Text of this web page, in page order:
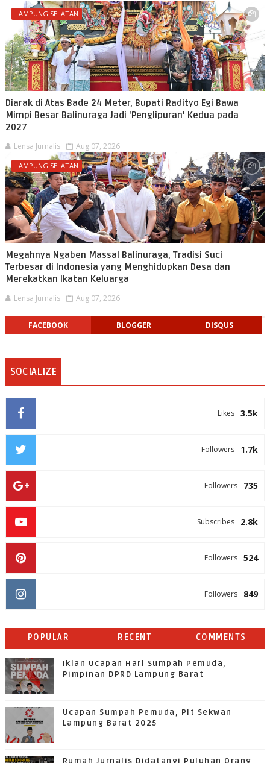
LAMPUNG SELATAN
Diarak di Atas Bade 24 Meter, Bupati Radityo Egi Bawa
Mimpi Besar Balinuraga Jadi 'Penglipuran' Kedua pada
2027
Lensa Jurnalis Aug 07, 2026
LAMPUNG SELATAN
Megahnya Ngaben Massal Balinuraga, Tradisi Suci
Terbesar di Indonesia yang Menghidupkan Desa dan
Merekatkan Ikatan Keluarga
Lensa Jurnalis Aug 07, 2026
FACEBOOK BLOGGER DISQUS
SOCIALIZE
3.5k
Likes
1.7k
Followers
735
Followers
2.8k
Subscribes
524
Followers
849
Followers
POPULAR RECENT COMMENTS
Iklan Ucapan Hari Sumpah Pemuda,
Pimpinan DPRD Lampung Barat
Ucapan Sumpah Pemuda, Plt Sekwan
Lampung Barat 2025
Rumah Jurnalis Didatangi Puluhan Orang